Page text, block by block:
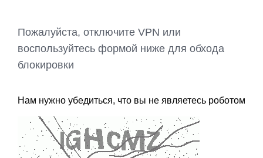
Пожалуйста, отключите VPN или
воспользуйтесь формой ниже для обхода
блокировки
Нам нужно убедиться, что вы не являетесь роботом